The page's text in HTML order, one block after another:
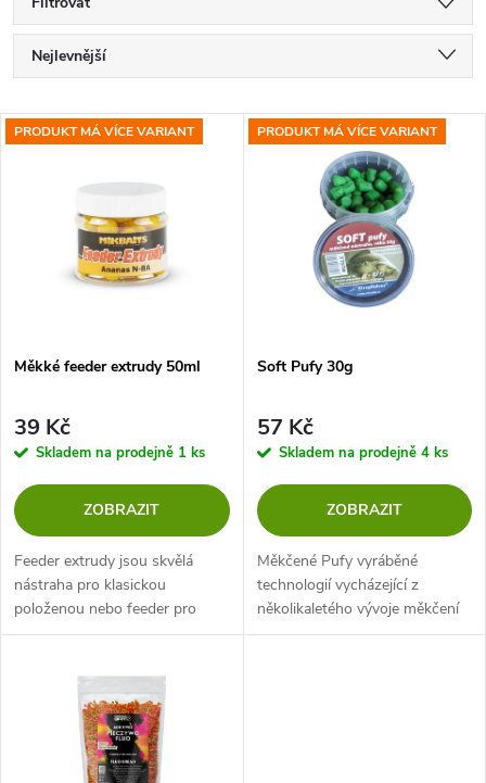
Ř
a
p
r
o
d
u
Nejlevnější
Nejprodávanější
Abecedně
V
s
p
r
o
d
u
PRODUKT MÁ VÍCE VARIANT
Měkké feeder extrudy 50ml
39 Kč
Skladem na prodejně 1 ks
ZOBRAZIT
Feeder extrudy jsou skvělá
nástraha pro klasickou
položenou nebo feeder pro
celoroční použití na všech
extrudy napíchnout na malý
háček až do...
PRODUKT MÁ VÍCE VARIANT
Soft Pufy 30g
57 Kč
Skladem na prodejně 4 ks
ZOBRAZIT
Měkčené Pufy vyráběné
technologií vycházející z
několikaletého vývoje měkčení
pufy. Lze použít na všechny